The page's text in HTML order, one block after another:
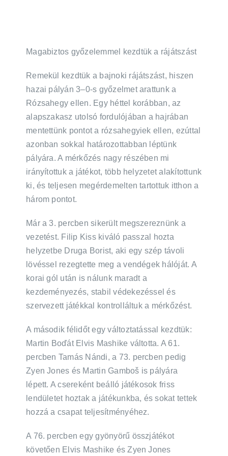
Magabiztos győzelemmel kezdtük a rájátszást
Remekül kezdtük a bajnoki rájátszást, hiszen
hazai pályán 3–0-s győzelmet arattunk a
Rózsahegy ellen. Egy héttel korábban, az
alapszakasz utolsó fordulójában a hajrában
mentettünk pontot a rózsahegyiek ellen, ezúttal
azonban sokkal határozottabban léptünk
pályára. A mérkőzés nagy részében mi
irányítottuk a játékot, több helyzetet alakítottunk
ki, és teljesen megérdemelten tartottuk itthon a
három pontot.
Már a 3. percben sikerült megszereznünk a
vezetést. Filip Kiss kiváló passzal hozta
helyzetbe Druga Borist, aki egy szép távoli
lövéssel rezegtette meg a vendégek hálóját. A
korai gól után is nálunk maradt a
kezdeményezés, stabil védekezéssel és
szervezett játékkal kontrolláltuk a mérkőzést.
A második félidőt egy változtatással kezdtük:
Martin Boďát Elvis Mashike váltotta. A 61.
percben Tamás Nándi, a 73. percben pedig
Zyen Jones és Martin Gamboš is pályára
lépett. A csereként beálló játékosok friss
lendületet hoztak a játékunkba, és sokat tettek
hozzá a csapat teljesítményéhez.
A 76. percben egy gyönyörű összjátékot
követően Elvis Mashike és Zyen Jones